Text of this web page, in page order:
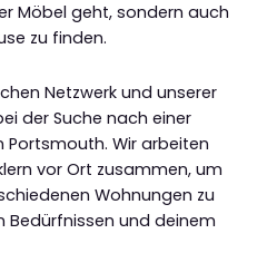
Möbel geht, sondern auch
zu finden.
Netzwerk und unserer
der Suche nach einer
Wir arbeiten
vor Ort zusammen, um
Wohnungen zu
Bedürfnissen und deinem